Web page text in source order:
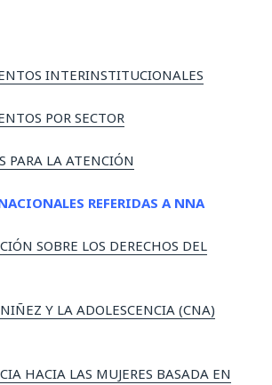
INTERINSTITUCIONALES
POR SECTOR
PARA LA ATENCIÓN
REFERIDAS A NNA
SOBRE LOS DERECHOS DEL
Y LA ADOLESCENCIA (CNA)
HACIA LAS MUJERES BASADA EN